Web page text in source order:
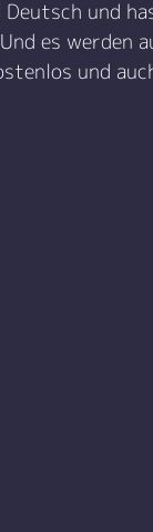
und
es werden
und